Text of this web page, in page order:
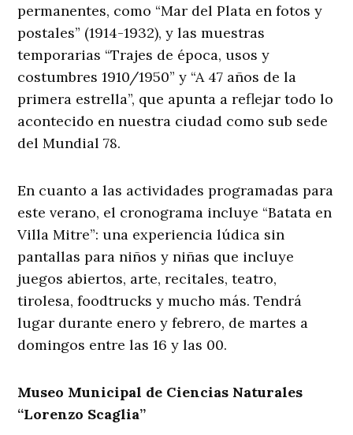
permanentes, como “Mar del Plata en fotos y
postales” (1914-1932), y las muestras
temporarias “Trajes de época, usos y
costumbres 1910/1950” y “A 47 años de la
primera estrella”, que apunta a reflejar todo lo
acontecido en nuestra ciudad como sub sede
del Mundial 78.
En cuanto a las actividades programadas para
este verano, el cronograma incluye “Batata en
Villa Mitre”: una experiencia lúdica sin
pantallas para niños y niñas que incluye
juegos abiertos, arte, recitales, teatro,
tirolesa, foodtrucks y mucho más. Tendrá
lugar durante enero y febrero, de martes a
domingos entre las 16 y las 00.
Museo Municipal de Ciencias Naturales
“Lorenzo Scaglia”